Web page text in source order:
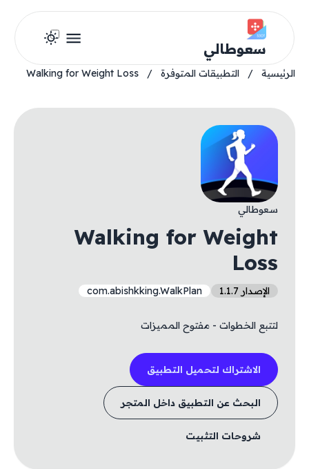
سعوطالي
الرئيسية / التطبيقات المتوفرة /
Walking for Weight Loss
سعوطالي
Walking for Weight
Loss
الإصدار 1.1.7 com.abishkking.WalkPlan
لتتبع الخطوات - مفتوح المميزات
الاشتراك لتحميل التطبيق
البحث عن التطبيق داخل المتجر
شروحات التثبيت